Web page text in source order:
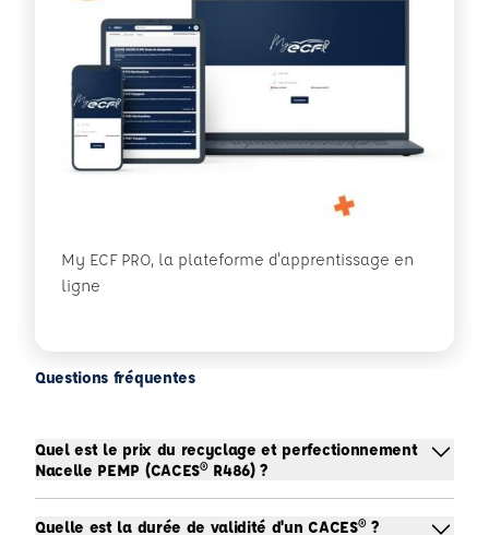
My ECF PRO, la plateforme d'apprentissage en
ligne
Questions fréquentes
Quel est le prix du recyclage et perfectionnement
Nacelle PEMP (CACES® R486) ?
Quelle est la durée de validité d'un CACES® ?